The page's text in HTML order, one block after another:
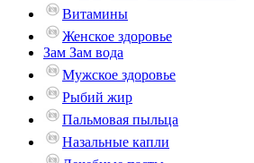
Витамины
Женское здоровье
Зам Зам вода
Мужское здоровье
Рыбий жир
Пальмовая пыльца
Назальные капли